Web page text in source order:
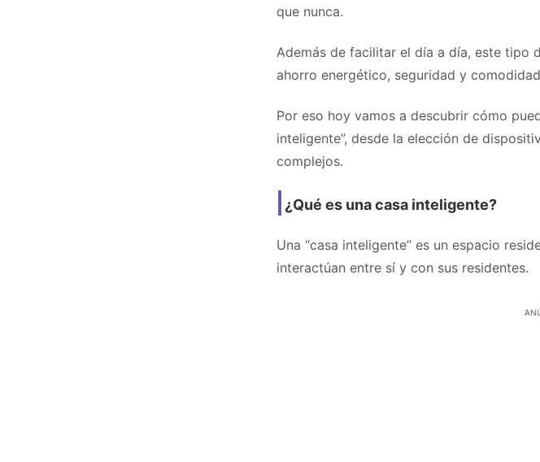
que nunca.
Además de facilitar el día a día, este tipo
ahorro energético, seguridad y
Por eso hoy vamos a descubrir cómo
inteligente”, desde la elección de
complejos.
¿Qué es una casa inteligente?
Una “casa inteligente” es un espacio
interactúan entre sí y con sus residentes.